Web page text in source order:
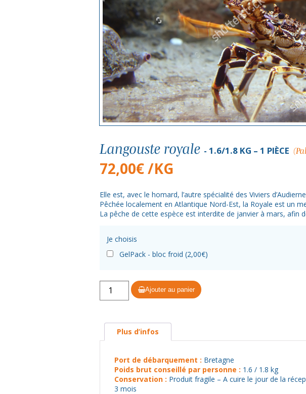
Langouste royale 1.6/1.8 KG – 1 PIÈCE
72,00€/KG
Elle est, avec le homard, l’autre spécialité des Viviers
Pêchée localement en Atlantique Nord-Est, la Royale est un
La pêche de cette espèce est interdite de janvier à mars, afin
Je choisis
GelPack - bloc froid (2,00€)
quantité
de
royale
1.6/1.8
pièce
Ajouter au panier
Plus d’infos
Port de débarquement : Bretagne
Poids brut conseillé par personne : 1.6 / 1.8 kg
Conservation : Produit fragile – A cuire le jour de la
3 mois